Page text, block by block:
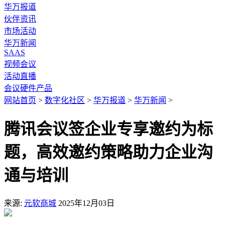
华万报道
伙伴资讯
市场活动
华万新闻
SAAS
视频会议
活动直播
会议硬件产品
网站首页 > 数字化社区 > 华万报道 > 华万新闻 >
腾讯会议签企业专享邀约为标
题，高效邀约策略助力企业沟
通与培训
来源: 元软商城 2025年12月03日